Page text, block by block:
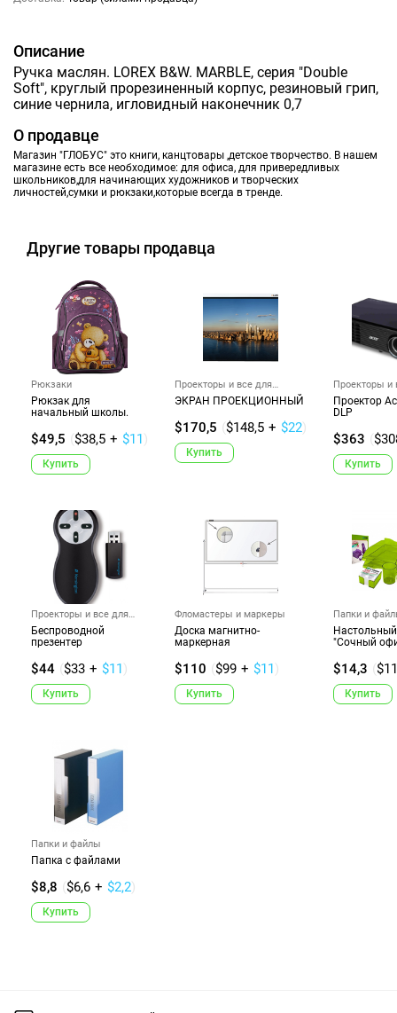
Описание
Ручка маслян. LOREX B&W. MARBLE, серия "Double
Soft", круглый прорезиненный корпус, резиновый грип,
синие чернила, игловидный наконечник 0,7
О продавце
Магазин "ГЛОБУС" это книги, канцтовары ,детское творчество. В нашем
магазине есть все необходимое: для офиса, для привередливых
школьников,для начинающих художников и творческих
личностей,сумки и рюкзаки,которые всегда в тренде.
Другие товары продавца
Рюкзаки
Рюкзак для
начальный школы.
$49,5 ($38,5 + $11 )
Купить
Проекторы и все для
презент...
ЭКРАН ПРОЕКЦИОННЫЙ
$170,5 ($148,5 + $22)
Купить
Проекторы и
презент...
Проектор
DLP
$363 (
Купить
Проекторы и все для
презент...
Беспроводной
презентер
$44 ($33 + $11 )
Купить
Фломастеры и маркеры
Доска магнитно-
маркерная
$110 ($99 + $11 )
Купить
Папки и
"Сочный
$14,3 ($11
Купить
Папки и файлы
Папка с файлами
$8,8 ($6,6 + $2,2)
Купить